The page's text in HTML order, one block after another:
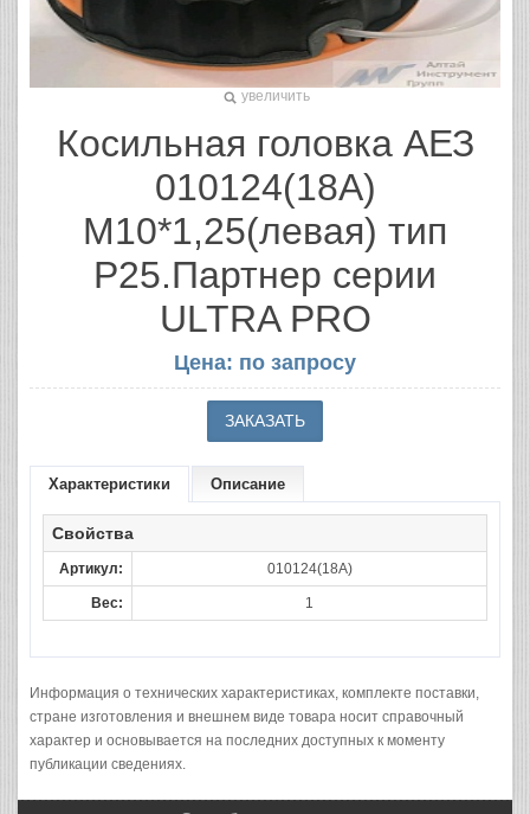
увеличить
Косильная головка AЕЗ
010124(18А)
М10*1,25(левая) тип
Р25.Партнер серии
ULTRA PRO
Цена: по запросу
Характеристики Описание
Свойства
Артикул: 010124(18A)
Вес: 1
Информация о технических характеристиках, комплекте поставки,
стране изготовления и внешнем виде товара носит справочный
характер и основывается на последних доступных к моменту
публикации сведениях.